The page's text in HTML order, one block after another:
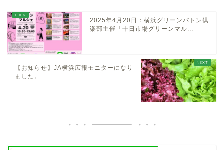
2025年4月20日：横浜グリーンバトン倶
楽部主催「十日市場グリーンマル...
【お知らせ】JA横浜広報モニターになり
ました。